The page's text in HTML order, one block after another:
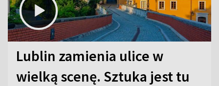
Lublin zamienia ulice w
wielką scenę. Sztuka jest tu